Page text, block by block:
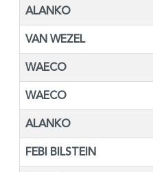
ALANKO
VAN WEZEL
WAECO
WAECO
ALANKO
FEBI BILSTEIN